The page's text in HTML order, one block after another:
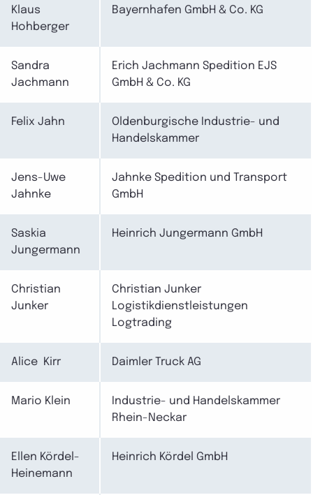
Klaus
Hohberger
Bayernhafen GmbH & Co. KG
Sandra
Jachmann
Erich Jachmann Spedition EJS
GmbH & Co. KG
Felix Jahn
Oldenburgische Industrie- und
Handelskammer
Jens-Uwe
Jahnke
Jahnke Spedition und Transport
GmbH
Saskia
Jungermann
Heinrich Jungermann GmbH
Christian
Junker
Christian Junker
Logistikdienstleistungen
Logtrading
Alice Kirr Daimler Truck AG
Mario Klein
Industrie- und Handelskammer
Rhein-Neckar
Ellen Kördel-
Heinemann
Heinrich Kördel GmbH